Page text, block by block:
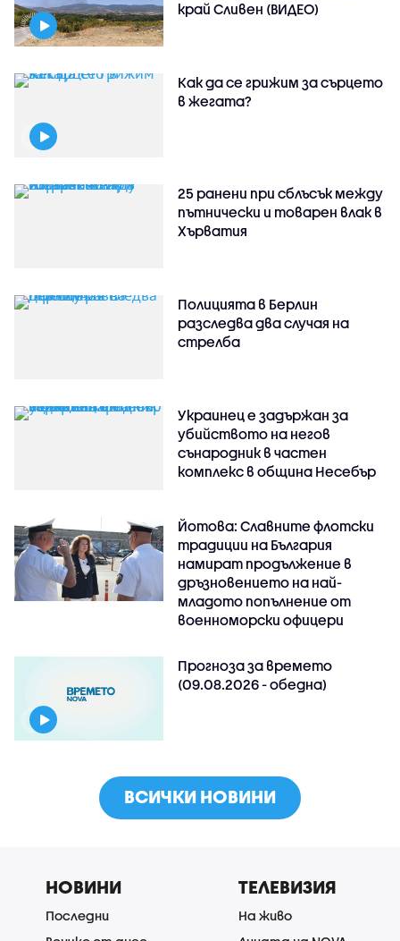
край Сливен (ВИДЕО)
Как да се грижим за сърцето
в жегата?
25 ранени при сблъсък между
пътнически и товарен влак в
Хърватия
Полицията в Берлин
разследва два случая на
стрелба
Украинец е задържан за
убийството на негов
сънародник в частен
комплекс в община Несебър
Йотова: Славните флотски
традиции на България
намират продължение в
дръзновението на най-
младото попълнение от
военноморски офицери
Прогноза за времето
(09.08.2026 - обедна)
ВСИЧКИ НОВИНИ
НОВИНИ
Последни
ТЕЛЕВИЗИЯ
На живо